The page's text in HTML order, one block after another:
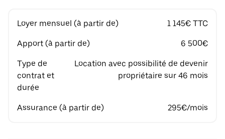
Loyer mensuel (à partir de) 1 145€ TTC
Apport (à partir de) 6 500€
Type de
contrat et
durée
Location avec possibilité de devenir
propriétaire sur 46 mois
Assurance (à partir de) 295€/mois